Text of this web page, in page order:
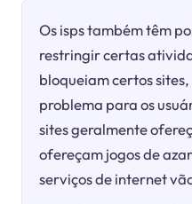
Os isps também têm
restringir certas
bloqueiam certos
problema para os
sites geralmente
ofereçam jogos de
serviços de internet